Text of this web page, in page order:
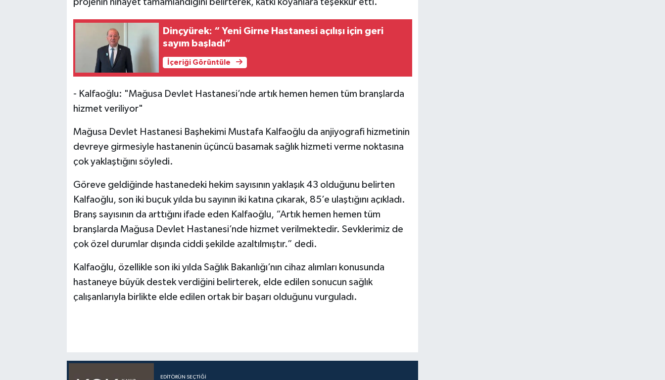
Dinçyürek: “ Yeni Girne Hastanesi açılışı için geri
sayım başladı”
İçeriği Görüntüle
- Kalfaoğlu: "Mağusa Devlet Hastanesi’nde artık hemen hemen tüm branşlarda
hizmet veriliyor"
Mağusa Devlet Hastanesi Başhekimi Mustafa Kalfaoğlu da anjiyografi hizmetinin
devreye girmesiyle hastanenin üçüncü basamak sağlık hizmeti verme noktasına
çok yaklaştığını söyledi.
Göreve geldiğinde hastanedeki hekim sayısının yaklaşık 43 olduğunu belirten
Kalfaoğlu, son iki buçuk yılda bu sayının iki katına çıkarak, 85’e ulaştığını açıkladı.
Branş sayısının da arttığını ifade eden Kalfaoğlu, “Artık hemen hemen tüm
branşlarda Mağusa Devlet Hastanesi’nde hizmet verilmektedir. Sevklerimiz de
çok özel durumlar dışında ciddi şekilde azaltılmıştır.” dedi.
Kalfaoğlu, özellikle son iki yılda Sağlık Bakanlığı’nın cihaz alımları konusunda
hastaneye büyük destek verdiğini belirterek, elde edilen sonucun sağlık
çalışanlarıyla birlikte elde edilen ortak bir başarı olduğunu vurguladı.
EDITÖRÜN SEÇTIĞI